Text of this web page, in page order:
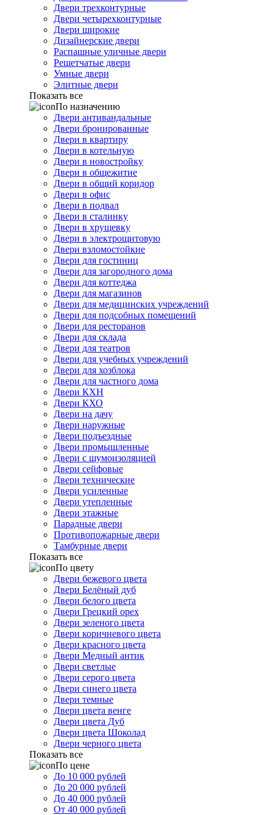
Двери трехконтурные
Двери четырехконтурные
Двери широкие
Дизайнерские двери
Распашные уличные двери
Решетчатые двери
Умные двери
Элитные двери
Показать все
По назначению
Двери антивандальные
Двери бронированные
Двери в квартиру
Двери в котельную
Двери в новостройку
Двери в общежитие
Двери в общий коридор
Двери в офис
Двери в подвал
Двери в сталинку
Двери в хрущевку
Двери в электрощитовую
Двери взломостойкие
Двери для гостиниц
Двери для загородного дома
Двери для коттеджа
Двери для магазинов
Двери для медицинских учреждений
Двери для подсобных помещений
Двери для ресторанов
Двери для склада
Двери для театров
Двери для учебных учреждений
Двери для хозблока
Двери для частного дома
Двери КХН
Двери КХО
Двери на дачу
Двери наружные
Двери подъездные
Двери промышленные
Двери с шумоизоляцией
Двери сейфовые
Двери технические
Двери усиленные
Двери утепленные
Двери этажные
Парадные двери
Противопожарные двери
Тамбурные двери
Показать все
По цвету
Двери бежевого цвета
Двери Белёный дуб
Двери белого цвета
Двери Грецкий орех
Двери зеленого цвета
Двери коричневого цвета
Двери красного цвета
Двери Медный антик
Двери светлые
Двери серого цвета
Двери синего цвета
Двери темные
Двери цвета венге
Двери цвета Дуб
Двери цвета Шоколад
Двери черного цвета
Показать все
По цене
До 10 000 рублей
До 20 000 рублей
До 40 000 рублей
От 40 000 рублей